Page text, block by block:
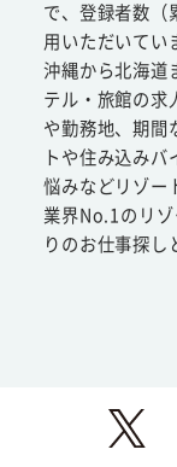
で、登録者数
用いただいてい
沖縄から北海道
テル・旅館の求
や勤務地、期間
トや住み込み
悩みなどリゾー
業界No.1のリ
りのお仕事探し